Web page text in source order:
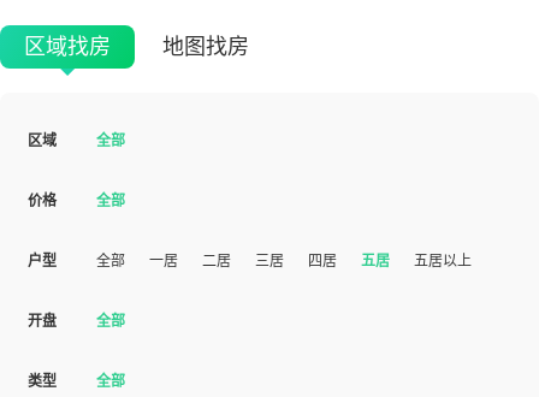
区域找房 地图找房
区域 全部
价格 全部
户型 全部 一居 二居 三居 四居 五居 五居以上
开盘 全部
类型 全部